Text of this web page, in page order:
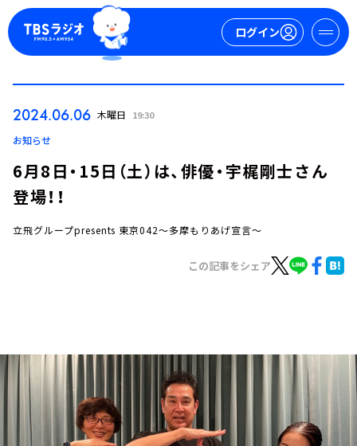
ログイン
お知らせ
イベント・グッズ
YouTube
会社情報
2024.06.06 木曜日 19:30
お知らせ
6月8日・15日（土）は、俳優・宇梶剛士さん
登場！！
立飛グループpresents 東京042～多摩もりあげ宣言～
この記事をシェア